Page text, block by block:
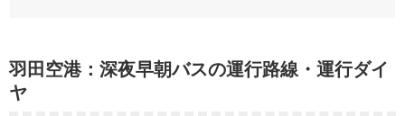
羽田空港：深夜早朝バスの運行路線・運行ダイ
ヤ